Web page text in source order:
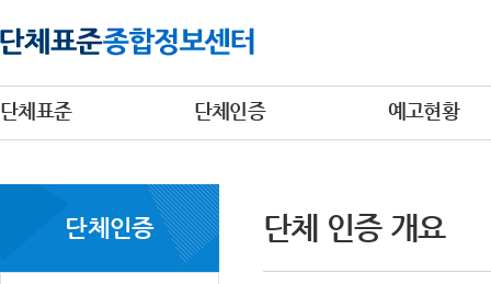
단체표준 단체인증 예고현황
단체인증 단체 인증 개요